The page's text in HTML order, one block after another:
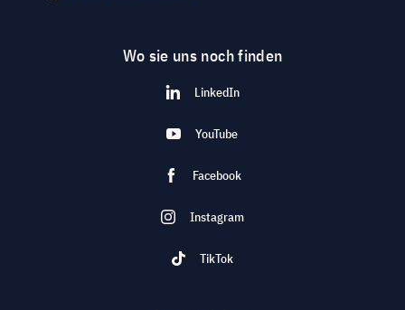
Wo sie uns noch finden
LinkedIn
YouTube
Facebook
Instagram
TikTok